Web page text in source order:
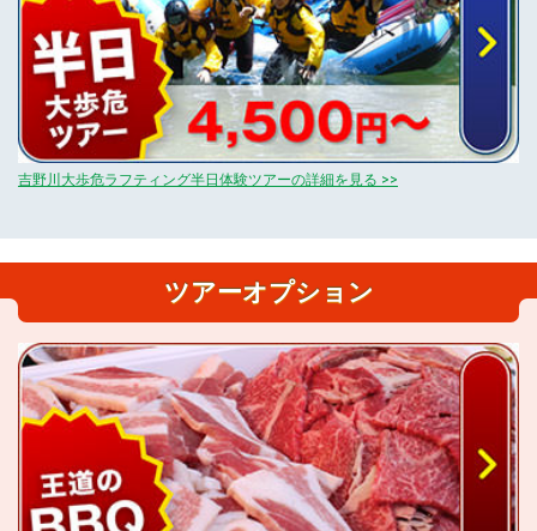
吉野川大歩危ラフティング半日体験ツアーの詳細を見る >>
ツアーオプション